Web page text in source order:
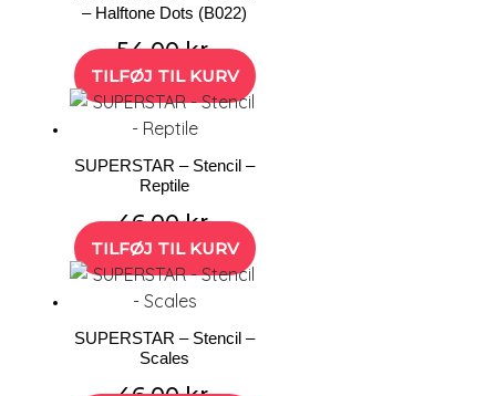
– Halftone Dots (B022)
54,00kr.
TILFØJ TIL KURV
SUPERSTAR – Stencil –
Reptile
46,00kr.
TILFØJ TIL KURV
SUPERSTAR – Stencil –
Scales